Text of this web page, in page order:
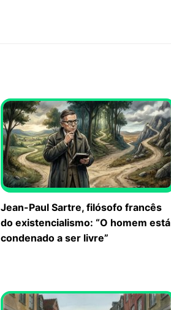
Jean-Paul Sartre, filósofo francês
do existencialismo: “O homem está
condenado a ser livre”